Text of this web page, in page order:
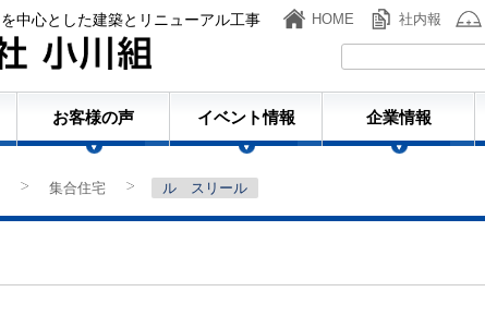
中心とした建築とリニューアル工事
HOME 社内報
お客様の声 イベント情報 企業情報
集合住宅
ル スリール